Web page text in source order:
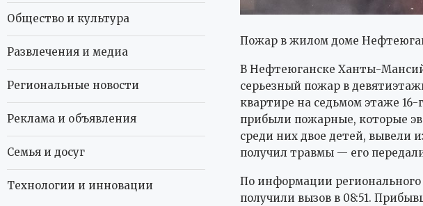
Пожар в жилом доме
В Нефтеюганске Ханты-
серьезный пожар в
квартире на седьмом этаже
прибыли пожарные, которые
среди них двое детей, вывели
получил травмы — его
По информации
получили вызов в 08:51.
Общество и культура
Развлечения и медиа
Региональные новости
Реклама и объявления
Семья и досуг
Технологии и инновации